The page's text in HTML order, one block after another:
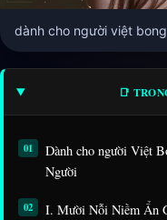
dành cho người việt
📑
Dành cho người Việt
Người
I. Mười Nỗi Niềm Ẩn